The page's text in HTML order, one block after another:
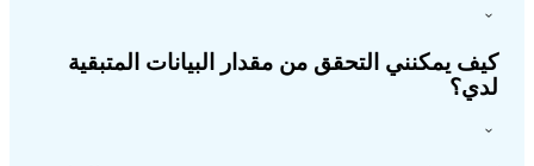
يمكنني التحقق من مقدار البيانات المتبقية